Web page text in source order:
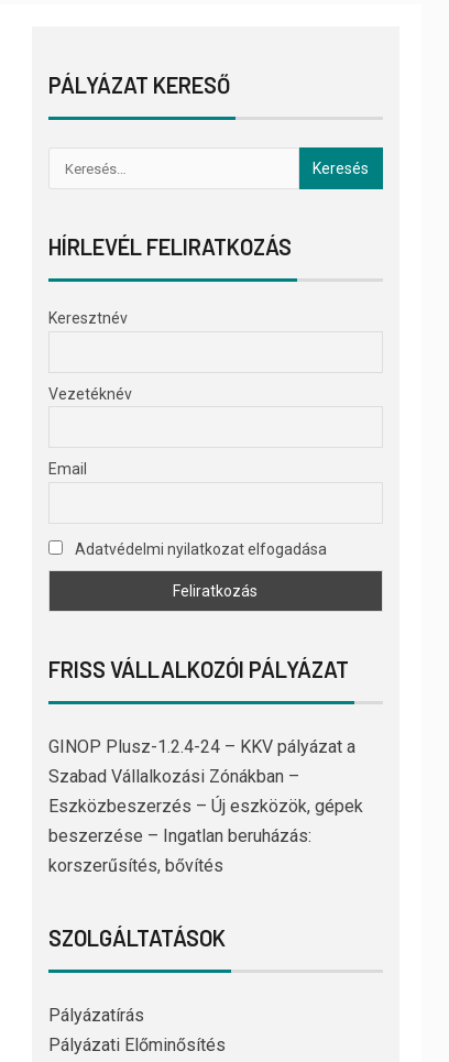
PÁLYÁZAT KERESŐ
HÍRLEVÉL FELIRATKOZÁS
Keresztnév
Vezetéknév
Email
Adatvédelmi nyilatkozat elfogadása
FRISS VÁLLALKOZÓI PÁLYÁZAT
GINOP Plusz-1.2.4-24 – KKV pályázat a
Szabad Vállalkozási Zónákban –
Eszközbeszerzés – Új eszközök, gépek
beszerzése – Ingatlan beruházás:
korszerűsítés, bővítés
SZOLGÁLTATÁSOK
Pályázatírás
Pályázati Előminősítés